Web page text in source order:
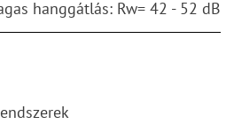
hanggátlás: Rw= 42 - 52 dB